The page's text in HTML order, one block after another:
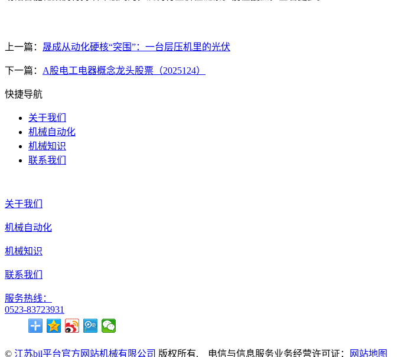
上一篇： 晟成从动化硬核“突围”：一台层压机里的光伏
下一篇： A股电工电器概念龙头股票（2025124）
快捷导航
关于我们
机械自动化
机械知识
联系我们
关于我们
机械自动化
机械知识
联系我们
服务热线：
0523-83723931
© 江苏bjl平台官方网站机械有限公司 版权所有. 电信与信息服务业务经营许可证： 网站地图